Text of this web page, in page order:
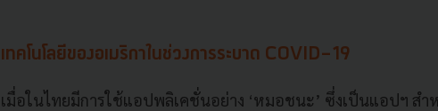
เทคโนโลยีของอเมริกาในช่วงการระบาด COVID-19
เมื่อในไทยมีการใช้แอปพลิเคชั่นอย่าง ‘หมอชนะ’ ซึ่งเป็นแอปฯ ส